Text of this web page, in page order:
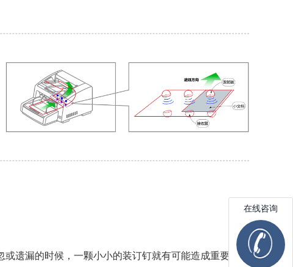
遗漏的时候，一颗小小的装订钉就有可能造成重要文件